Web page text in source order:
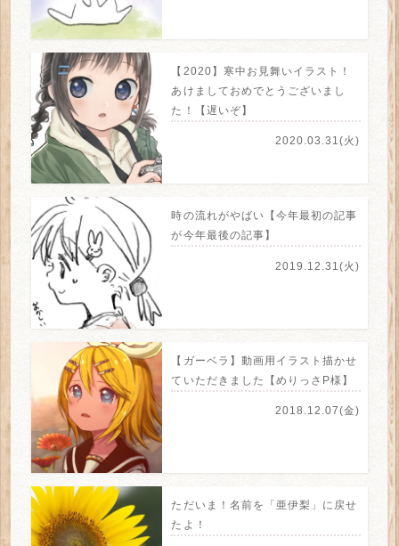
【2020】寒中お見舞いイラスト！
あけましておめでとうございまし
た！【遅いぞ】
2020.03.31(火)
時の流れがやばい【今年最初の記事
が今年最後の記事】
2019.12.31(火)
【ガーベラ】動画用イラスト描かせ
ていただきました【めりっさP様】
2018.12.07(金)
ただいま！名前を「亜伊梨」に戻せ
たよ！